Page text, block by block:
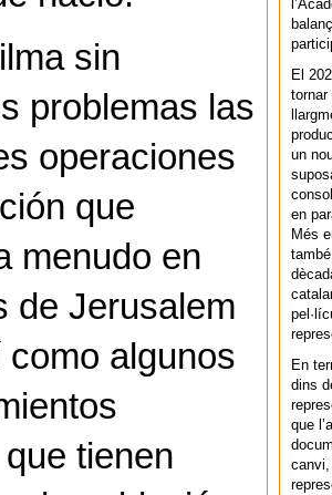
sin
problemas las
operaciones
que
menudo en
de Jerusalem
algunos
tienen
El
un
en
Més
En
dins
que
canvi,